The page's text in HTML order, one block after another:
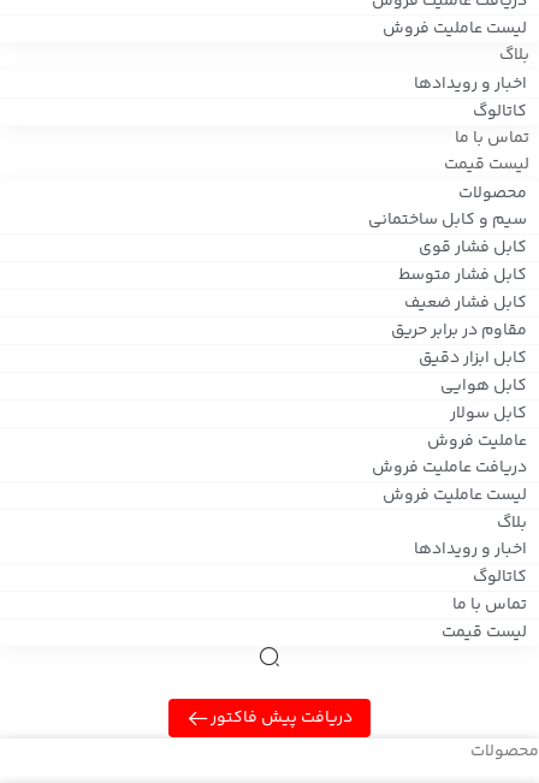
لیست عاملیت فروش
بلاگ
اخبار و رویدادها
کاتالوگ
تماس با ما
لیست قیمت
محصولات
سیم و کابل ساختمانی
کابل فشار قوی
کابل فشار متوسط
کابل فشار ضعیف
مقاوم در برابر حریق
کابل ابزار دقیق
کابل هوایی
کابل سولار
عاملیت فروش
دریافت عاملیت فروش
لیست عاملیت فروش
بلاگ
اخبار و رویدادها
کاتالوگ
تماس با ما
لیست قیمت
دریافت پیش فاکتور
محصولات